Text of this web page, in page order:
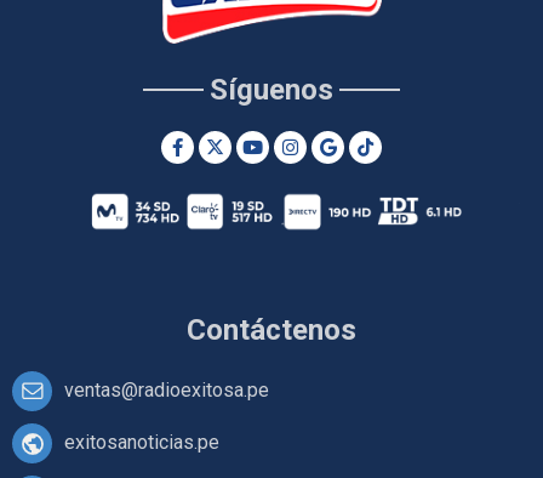
Contáctenos
ventas@radioexitosa.pe
exitosanoticias.pe
Síguenos